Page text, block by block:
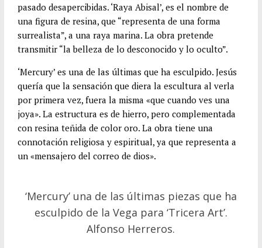
pasado desapercibidas. ‘Raya Abisal’, es el nombre de
una figura de resina, que “representa de una forma
surrealista”, a una raya marina. La obra pretende
transmitir “la belleza de lo desconocido y lo oculto”.
‘Mercury’ es una de las últimas que ha esculpido. Jesús
quería que la sensación que diera la escultura al verla
por primera vez, fuera la misma «que cuando ves una
joya». La estructura es de hierro, pero complementada
con resina teñida de color oro. La obra tiene una
connotación religiosa y espiritual, ya que representa a
un «mensajero del correo de dios».
‘Mercury’ una de las últimas piezas que ha
esculpido de la Vega para ‘Tricera Art’.
Alfonso Herreros.